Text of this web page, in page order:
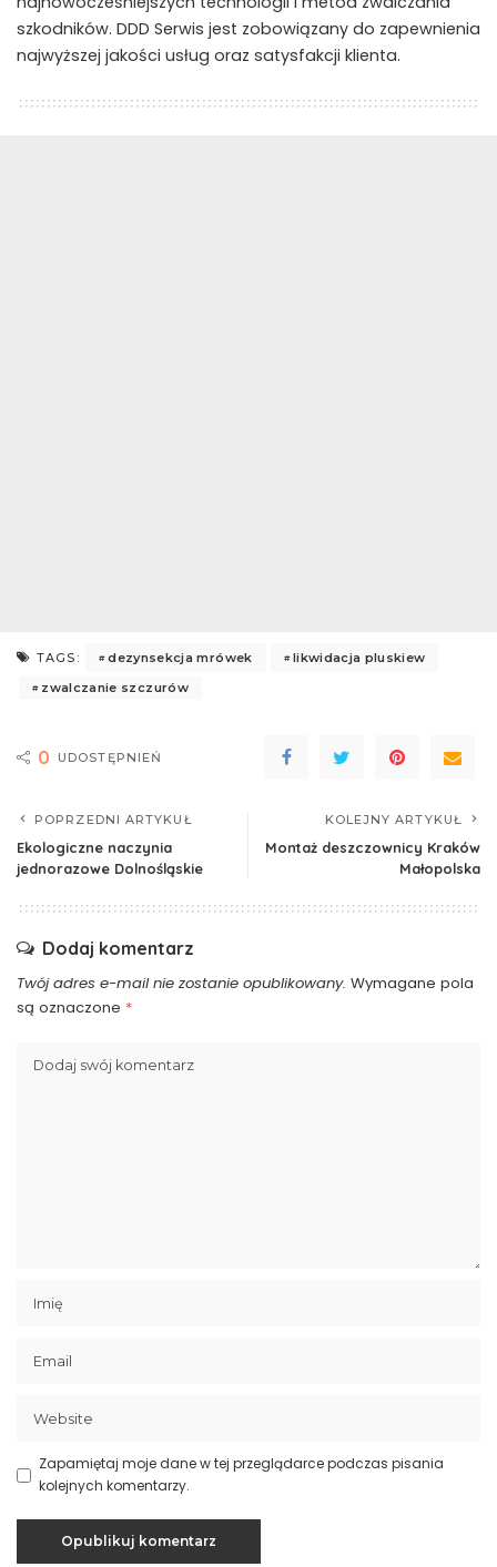
szkodników. DDD Serwis jest zobowiązany do zapewnienia
najwyższej jakości usług oraz satysfakcji klienta.
TAGS: dezynsekcja mrówek
likwidacja pluskiew
zwalczanie szczurów
0 UDOSTĘPNIEŃ
POPRZEDNI ARTYKUŁ
Ekologiczne naczynia
jednorazowe Dolnośląskie
KOLEJNY ARTYKUŁ
Montaż deszczownicy Kraków
Małopolska
Dodaj komentarz
Twój adres e-mail nie zostanie opublikowany. Wymagane pola
są oznaczone *
Zapamiętaj moje dane w tej przeglądarce podczas pisania
kolejnych komentarzy.